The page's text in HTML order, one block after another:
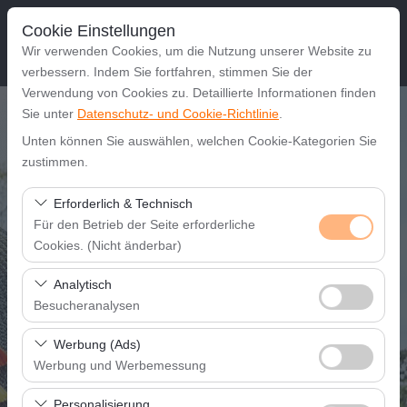
Cookie Einstellungen
Wir verwenden Cookies, um die Nutzung unserer Website zu
verbessern. Indem Sie fortfahren, stimmen Sie der
Verwendung von Cookies zu. Detaillierte Informationen finden
Sie unter Datenschutz- und Cookie-Richtlinie
Unten können Sie auswählen, welchen Cookie-Kategorien Sie
zustimmen.
Erforderlich & Technisch
Für den Betrieb der Seite erforderliche
Cookies. (Nicht änderbar)
Diese Cookies sind für das ordnungsgemäße
Funktionieren der Website, die Sicherheit, die
Sitzungsverwaltung und grundlegende Funktionen
erforderlich. Sie können nicht deaktiviert werden.
Analytisch
Besucheranalysen
Diese Cookies ermöglichen es uns, zu analysieren, wie
unsere Website genutzt wird (Besucherzahl,
meistbesuchte Seiten, Nutzerverhalten). Diese Daten
werden verwendet, um die Leistung der Website zu
Werbung (Ads)
Werbung und Werbemessung
Diese Cookies ermöglichen es uns, Ihnen auf Ihre
Abholstation
Eine andere Rückgabestation auswählen
Abholdatum & Zeit
Rückgabedatum & Zeit